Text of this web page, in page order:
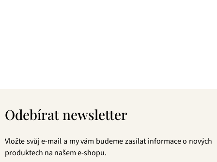
Odebírat newsletter
Vložte svůj e-mail a my vám budeme zasílat informace o nových
produktech na našem e-shopu.